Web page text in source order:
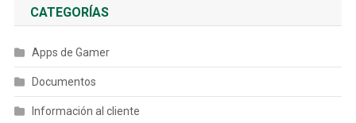
CATEGORÍAS
Apps de Gamer
Documentos
Información al cliente